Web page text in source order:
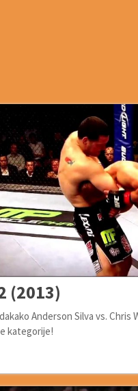
(2013)
Anderson Silva vs. Chris
kategorije!